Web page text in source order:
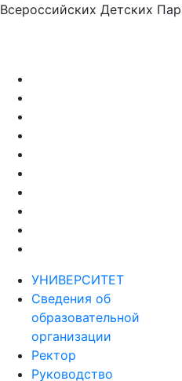
Всероссийских Детских
УНИВЕРСИТЕТ
Сведения об
образовательной
организации
Ректор
Руководство